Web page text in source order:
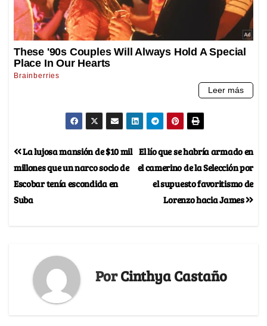
El lío que se habría armado en
el camerino de la Selección por
el supuesto favoritismo de
Lorenzo hacia James
La lujosa mansión de $10 mil
millones que un narco socio de
Escobar tenía escondida en
Suba
PorCinthya Castaño